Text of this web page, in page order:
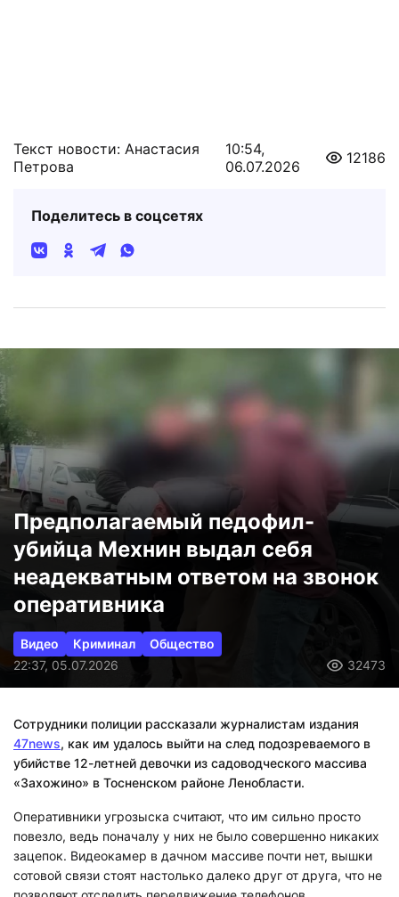
Текст новости: Анастасия
Петрова
10:54,
06.07.2026
12186
Поделитесь в соцсетях
Предполагаемый педофил-
убийца Мехнин выдал себя
неадекватным ответом на звонок
оперативника
Видео Криминал
Общество
22:37, 05.07.2026
32473
Сотрудники полиции рассказали журналистам издания
47news, как им удалось выйти на след подозреваемого в
убийстве 12-летней девочки из садоводческого массива
«Захожино» в Тосненском районе Ленобласти.
Оперативники угрозыска считают, что им сильно просто
повезло, ведь поначалу у них не было совершенно никаких
зацепок. Видеокамер в дачном массиве почти нет, вышки
сотовой связи стоят настолько далеко друг от друга, что не